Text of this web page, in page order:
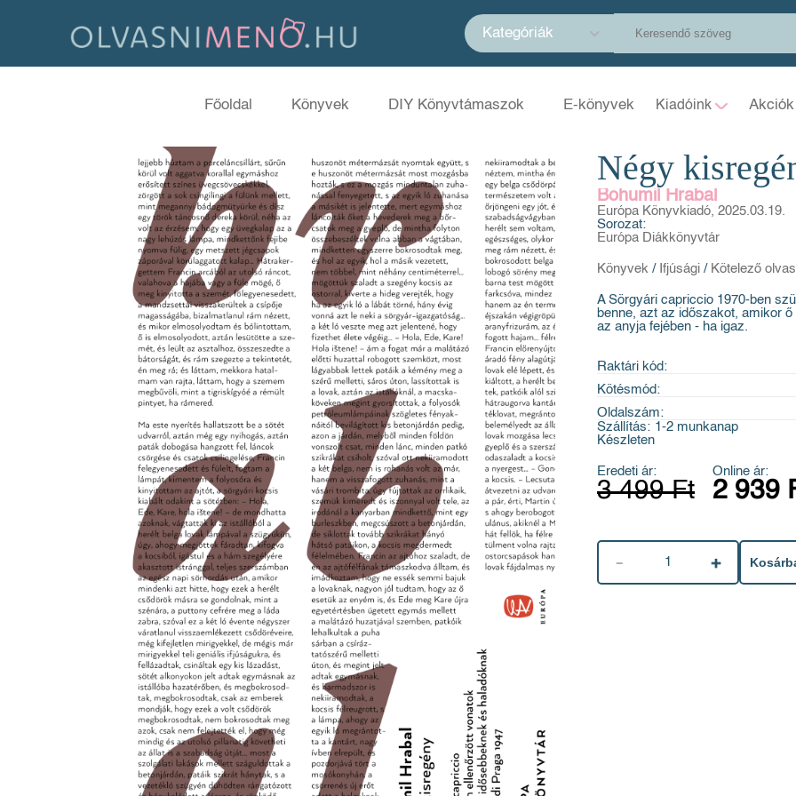
Kategóriák
Főoldal Könyvek DIY Könyvtámaszok E-könyvek Kiadóink Akciók
Négy
Bohumil Hrabal
Európa Könyvkiadó, 2025.03.19.
Sorozat:
Európa Diákkönyvtár
Könyvek / Ifjúsági / Kötelező
A Sörgyári capriccio 1970-ben
benne, azt az időszakot, amikor
az anyja fejében - ha igaz.
Raktári kód:
Kötésmód:
Oldalszám:
Szállítás: 1-2 munkanap
Készleten
Eredeti ár:
3 499 Ft
Online ár:
2 939
1